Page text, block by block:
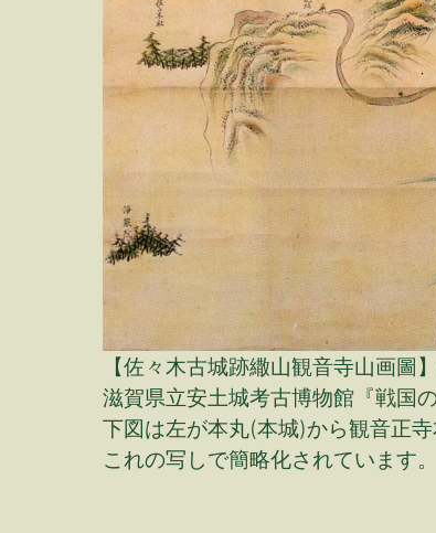
【佐々木古城跡繖山観音寺山画圖
滋賀県立安土城考古博物館『戦国
下図は左が本丸(本城)から観音正
これの写しで簡略化されています。